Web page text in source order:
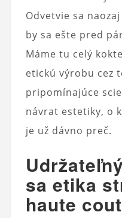
Odvetvie sa
by sa ešte pred
Máme tu celý
etickú výrobu cez
pripomínajúce
návrat estetiky, o
je už dávno preč.
sa etika
haute